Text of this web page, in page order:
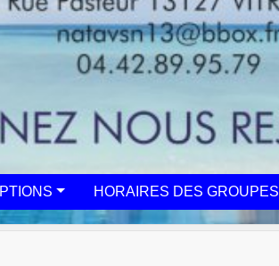
HORAIRES DES GROUPES